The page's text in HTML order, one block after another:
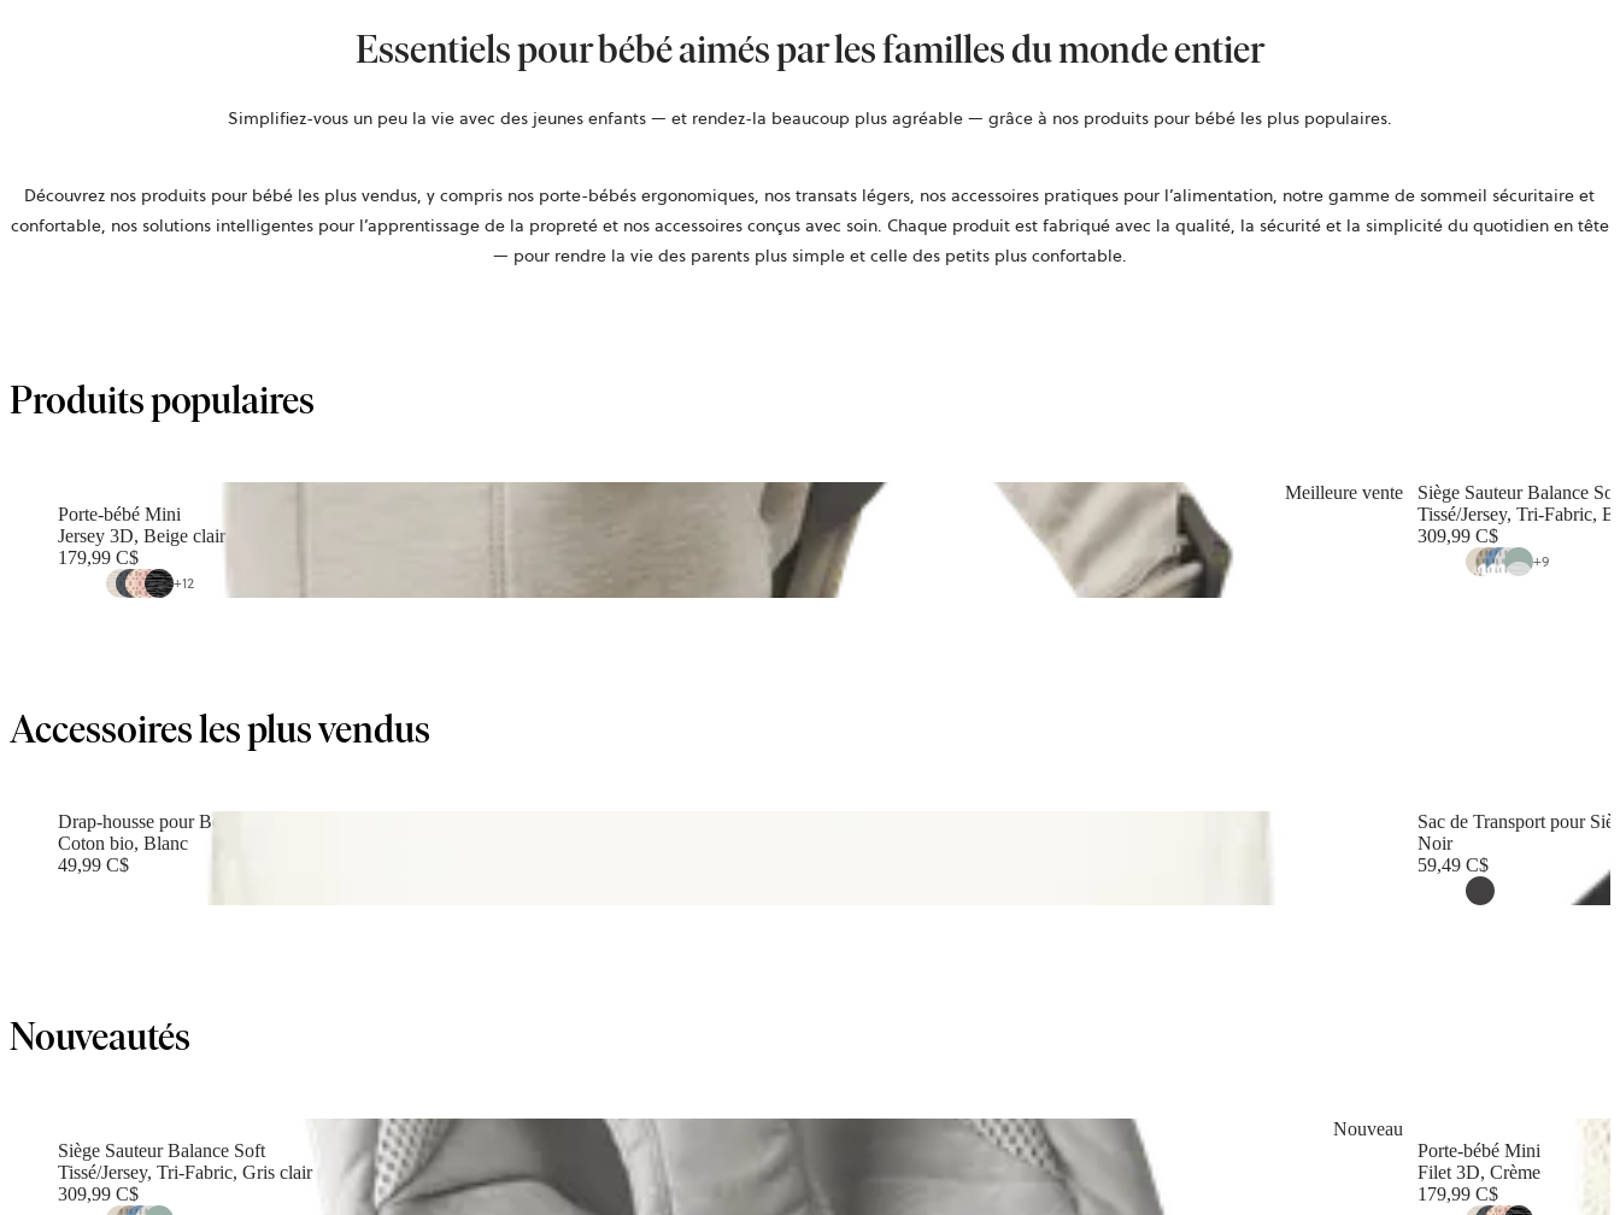
Essentiels pour bébé aimés par les familles du monde entier
Simplifiez-vous un peu la vie avec des jeunes enfants — et rendez-la beaucoup plus agréable — grâce à nos produits pour bébé les plus populaires.
Découvrez nos produits pour bébé les plus vendus, y compris nos porte-bébés ergonomiques, nos transats légers, nos accessoires pratiques pour l’alimentation, notre gamme de sommeil sécuritaire et
confortable, nos solutions intelligentes pour l’apprentissage de la propreté et nos accessoires conçus avec soin. Chaque produit est fabriqué avec la qualité, la sécurité et la simplicité du quotidien en tête
— pour rendre la vie des parents plus simple et celle des petits plus confortable.
Produits populaires
Meilleure vente
Porte-bébé Mini
Jersey 3D, Beige clair
179,99 C$
+12
Siège Sauteur Balance
Tissé/Jersey, Tri-Fabric,
309,99 C$
+9
Accessoires les plus vendus
Drap-housse pour Berceau
Coton bio, Blanc
49,99 C$
Sac de Transport pour
Noir
59,49 C$
Nouveautés
Nouveau
Siège Sauteur Balance Soft
Tissé/Jersey, Tri-Fabric, Gris clair
309,99 C$
Porte-bébé Mini
Filet 3D, Crème
179,99 C$